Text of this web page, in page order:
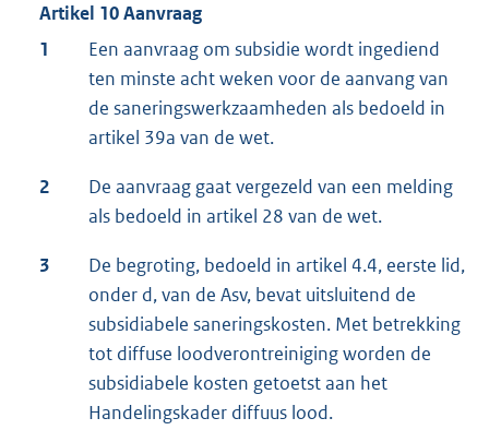
Artikel 10 Aanvraag
1
Een aanvraag om subsidie wordt ingediend
ten minste acht weken voor de aanvang van
de saneringswerkzaamheden als bedoeld in
artikel 39a van de wet.
2
De aanvraag gaat vergezeld van een melding
als bedoeld in artikel 28 van de wet.
3
De begroting, bedoeld in artikel 4.4, eerste lid,
onder d, van de Asv, bevat uitsluitend de
subsidiabele saneringskosten. Met betrekking
tot diffuse loodverontreiniging worden de
subsidiabele kosten getoetst aan het
Handelingskader diffuus lood.